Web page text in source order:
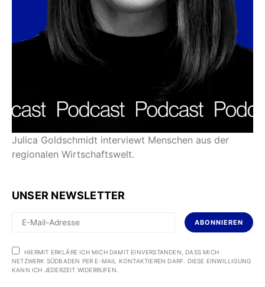
Julica Goldschmidt interviewt Menschen aus der
regionalen Wirtschaftswelt.
UNSER NEWSLETTER
ABONNIEREN
HIERMIT ERKLÄRE ICH MICH DAMIT EINVERSTANDEN, DASS MICH
NETZWERK SÜDBADEN PER E-MAIL KONTAKTIEREN DARF. DIESE EINWILLIGUNG
KANN ICH JEDERZEIT WIDERRUFEN.